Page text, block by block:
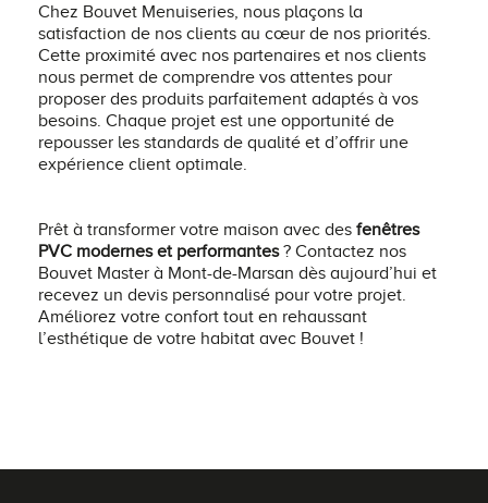
Chez Bouvet Menuiseries, nous plaçons la
satisfaction de nos clients au cœur de nos priorités.
Cette proximité avec nos partenaires et nos clients
nous permet de comprendre vos attentes pour
proposer des produits parfaitement adaptés à vos
besoins. Chaque projet est une opportunité de
repousser les standards de qualité et d’offrir une
expérience client optimale.
Prêt à transformer votre maison avec des fenêtres
PVC modernes et performantes? Contactez nos
Bouvet Master à Mont-de-Marsan dès aujourd’hui et
recevez un devis personnalisé pour votre projet.
Améliorez votre confort tout en rehaussant
l’esthétique de votre habitat avec Bouvet !